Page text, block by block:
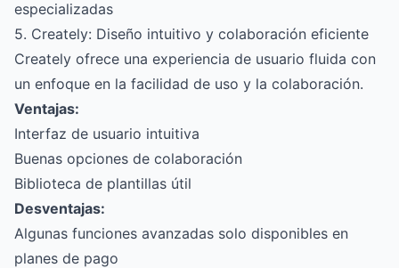
especializadas
5. Creately: Diseño intuitivo y colaboración eficiente
Creately ofrece una experiencia de usuario fluida con
un enfoque en la facilidad de uso y la colaboración.
Ventajas:
Interfaz de usuario intuitiva
Buenas opciones de colaboración
Biblioteca de plantillas útil
Desventajas:
Algunas funciones avanzadas solo disponibles en
planes de pago